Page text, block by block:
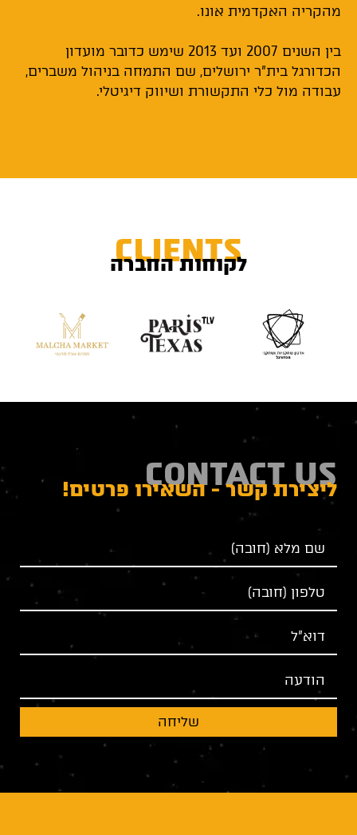
מהקריה האקדמית אונו.
בין השנים 2007 ועד 2013 שימש כדובר מועדון
הכדורגל בית"ר ירושלים, שם התמחה בניהול משברים,
עבודה מול כלי התקשורת ושיווק דיגיטלי.
CLIENTS
לקוחות החברה
CONTACT US
ליצירת קשר - השאירו פרטים!
שליחה